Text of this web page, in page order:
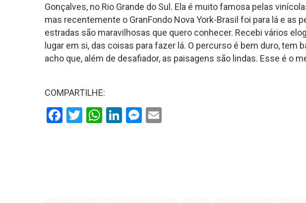
Gonçalves, no Rio Grande do Sul. Ela é muito famosa pelas
mas recentemente o GranFondo Nova York-Brasil foi para lá e as
estradas são maravilhosas que quero conhecer. Recebi vários
lugar em si, das coisas para fazer lá. O percurso é bem duro, tem
acho que, além de desafiador, as paisagens são lindas. Esse é o
COMPARTILHE:
Facebook
Twitter
WhatsApp
LinkedIn
Messenger